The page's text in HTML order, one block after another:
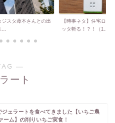
ジスタ藤本さんとの出
【時事ネタ】住宅ロー
ッタ斬る！？！（1...
―
ート
ジェラートを食べてきました【いちご農
ーム】の削りいちご実食！